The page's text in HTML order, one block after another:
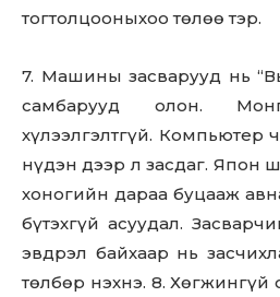
тогтолцооныхоо төлөө тэр.
7. Машины засварууд нь
самбарууд олон.
хүлээлгэлтгүй. Компьютер
нүдэн дээр л засдаг. Япон
хоногийн дараа буцааж
бүтэхгүй асуудал.
эвдрэл байхаар нь
төлбөр нэхнэ. 8. Хөгжингүй